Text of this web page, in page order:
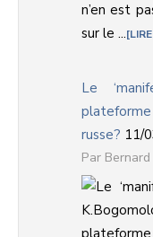
n’en est
sur le ...
Le
russe? 11/